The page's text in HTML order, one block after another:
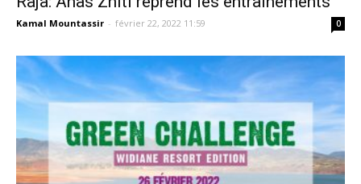
Kamal Mountassir - février 22, 2022 11:59 0